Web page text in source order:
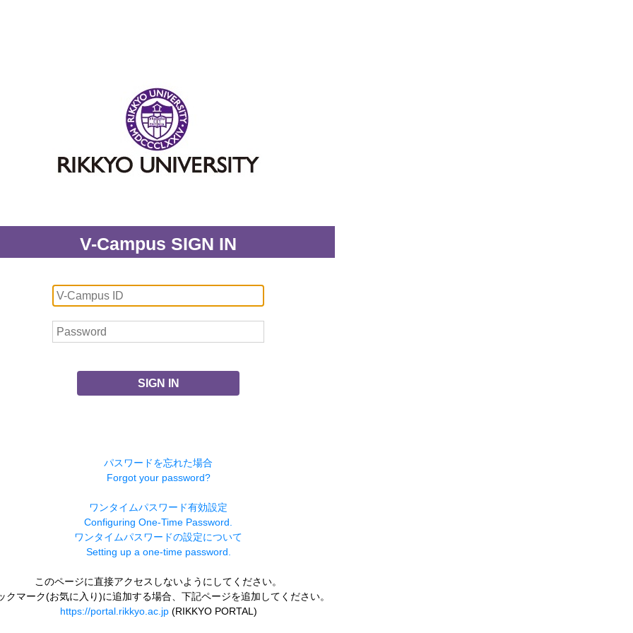
V-Campus SIGN IN
SIGN IN
パスワードを忘れた場合
Forgot your password?
ワンタイムパスワード有効設定
Configuring One-Time Password.
ワンタイムパスワードの設定について
Setting up a one-time password.
このページに直接アクセスしないようにしてください。
クマーク(お気に入り)に追加する場合、下記ページを追加してください。
https://portal.rikkyo.ac.jp(RIKKYO PORTAL)